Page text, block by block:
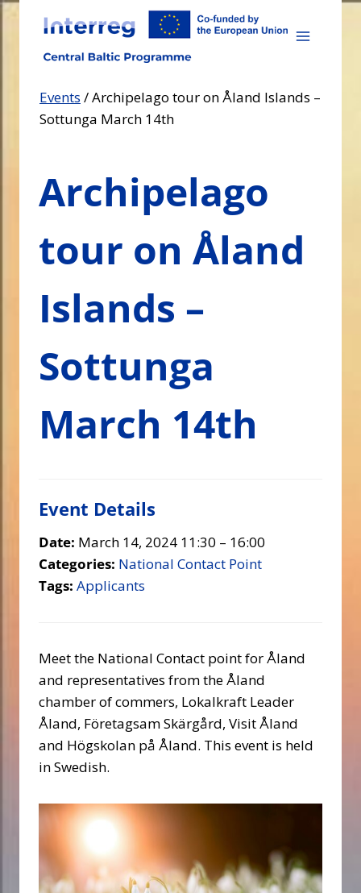
Skip
content
Events /Archipelago tour on Åland Islands –
Sottunga March 14th
Archipelago
tour on Åland
Islands –
Sottunga
March 14th
Event Details
Date: March 14, 2024 11:30 – 16:00
Categories: National Contact Point
Tags: Applicants
Meet the National Contact point for Åland
and representatives from the Åland
chamber of commers, Lokalkraft Leader
Åland, Företagsam Skärgård, Visit Åland
and Högskolan på Åland. This event is held
in Swedish.